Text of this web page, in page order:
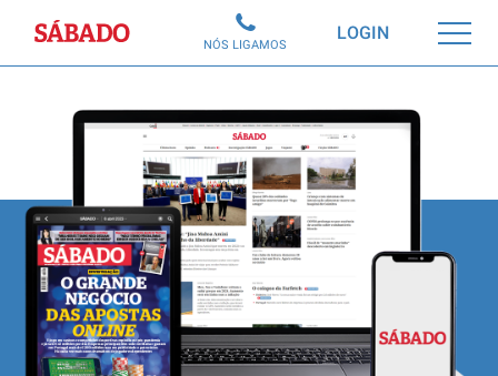
Sábado LOGIN
NÓS LIGAMOS